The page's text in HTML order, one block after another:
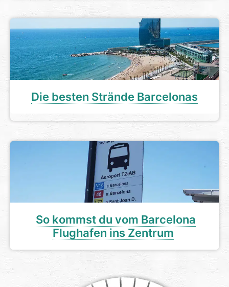
Die besten Strände Barcelonas
So kommst du vom Barcelona
Flughafen ins Zentrum